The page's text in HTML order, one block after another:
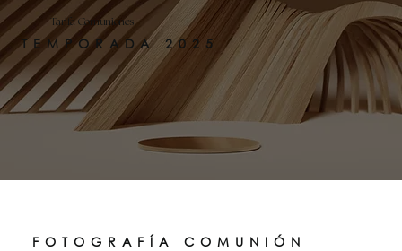
Tarifa Comuniones
TEMPORADA 2025
FOTOGRAFÍA COMUNIÓN